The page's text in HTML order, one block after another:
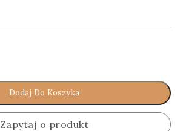
Dodaj Do Koszyka
Zapytaj o produkt